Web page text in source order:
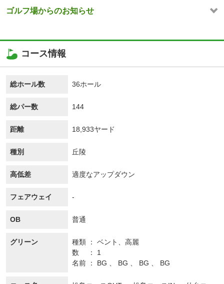
ゴルフ場からのお知らせ
コース情報
総ホール数 36ホール
総パー数 144
距離 18,933ヤード
種別 丘陵
高低差 適度なアップダウン
フェアウェイ -
OB 普通
グリーン 種類 ベント、高麗
数
1
名前
BG 、 BG 、 BG 、 BG